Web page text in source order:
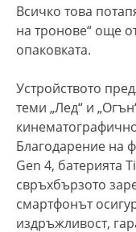
Всичко това
на тронове“ още
опаковката.
Устройството
теми „Лед“ и
Благодарение на
Gen 4, батерията
свръхбързото
смартфонът
издръжливост,